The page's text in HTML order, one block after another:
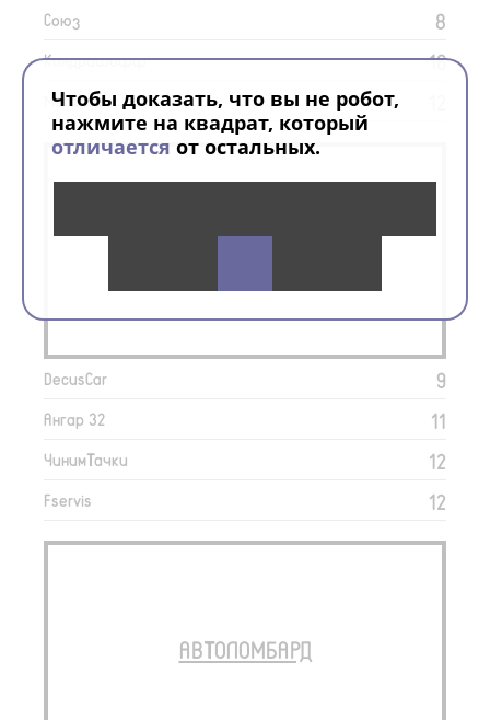
8
Союз
16
Кондрашофф
Мегаполис
9
DecusCar
11
Ангар 32
12
ЧинимТачки
12
Fservis
АВТОЛОМБАРД
Чтобы доказать, что вы не робот,
нажмите на квадрат, который
отличается от остальных.